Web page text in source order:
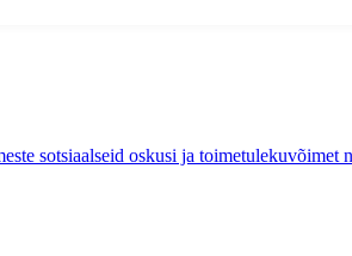
sotsiaalseid oskusi ja